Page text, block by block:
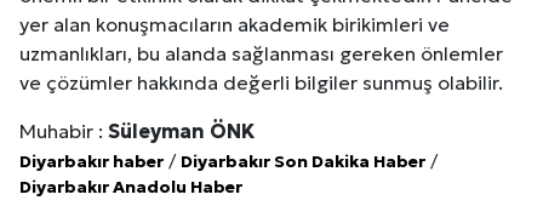
yer alan konuşmacıların akademik birikimleri ve
uzmanlıkları, bu alanda sağlanması gereken önlemler
ve çözümler hakkında değerli bilgiler sunmuş olabilir.
Muhabir : Süleyman ÖNK
Diyarbakır haber / Diyarbakır Son Dakika Haber /
Diyarbakır Anadolu Haber